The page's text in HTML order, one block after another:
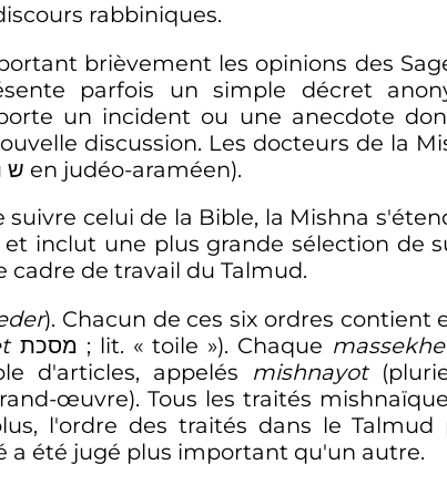
rabbiniques.
brièvement les opinions des
parfois un simple décret
un incident ou une anecdote
discussion. Les docteurs de la
תנא, le ת se substituant au ש en judéo-araméen).
celui de la Bible, la Mishna
et inclut une plus grande sélection de
cadre de travail du Talmud.
). Chacun de ces six ordres contient
מסכת ; lit. « toile »). Chaque
d'articles, appelés mishnayot
œuvre). Tous les traités
l'ordre des traités dans le Talmud
a été jugé plus important qu'un autre.